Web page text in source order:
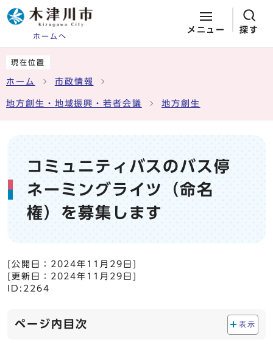
ホームへ
メニュー 探す
現在位置
ホーム 市政情報
地方創生・地域振興・若者会議 地方創生
コミュニティバスのバス停
ネーミングライツ（命名
権）を募集します
[公開日： 2024年11月29日
[更新日： 2024年11月29日
ID:2264
ページ内目次 表示